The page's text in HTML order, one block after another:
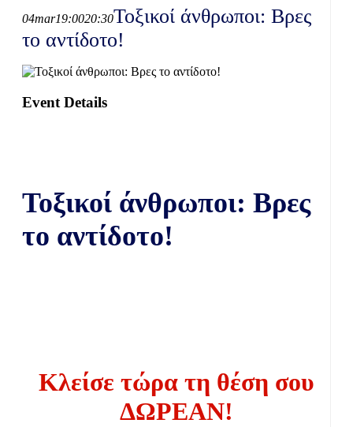
04mar19:0020:30Τοξικοί άνθρωποι: Βρες
το αντίδοτο!
Event Details
Τοξικοί άνθρωποι: Βρες
το αντίδοτο!
Κλείσε τώρα τη θέση σου
ΔΩΡΕΑΝ!